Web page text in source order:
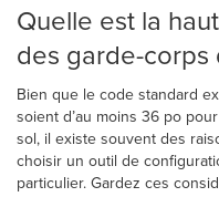
Quelle est la
des garde-corps
Bien que le code standard
soient d’au moins 36 po
sol, il existe souvent des
choisir un outil de
particulier. Gardez ces